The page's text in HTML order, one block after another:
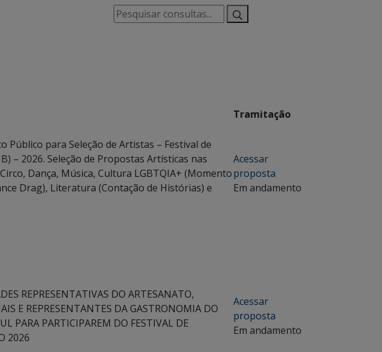
Tramitação
Público para Seleção de Artistas – Festival de
– 2026. Seleção de Propostas Artísticas nas
Dança, Música, Cultura LGBTQIA+ (Momento
Drag), Literatura (Contação de Histórias) e
Acessar
proposta
Em andamento
REPRESENTATIVAS DO ARTESANATO,
E REPRESENTANTES DA GASTRONOMIA DO
PARA PARTICIPAREM DO FESTIVAL DE
2026
Acessar
proposta
Em andamento